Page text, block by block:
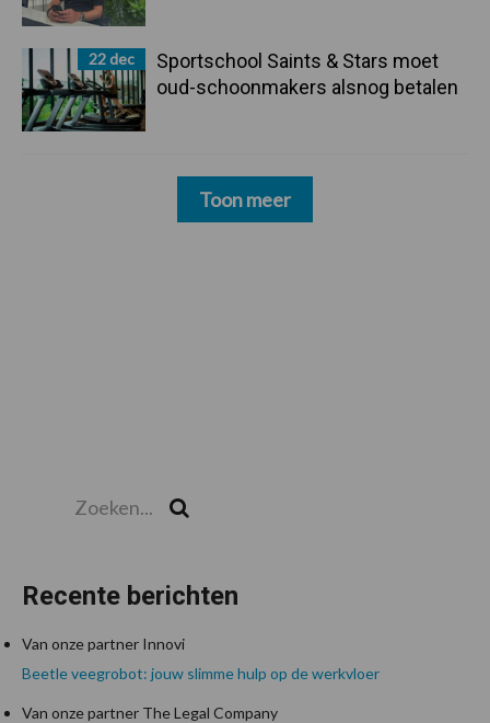
22 dec
Sportschool Saints & Stars moet
oud-schoonmakers alsnog betalen
Toon meer
Recente berichten
Van onze partner Innovi
Beetle veegrobot: jouw slimme hulp op de werkvloer
Van onze partner The Legal Company